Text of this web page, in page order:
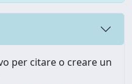
per citare o creare un